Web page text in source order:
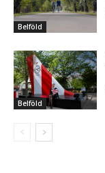
Belföld
Belföld